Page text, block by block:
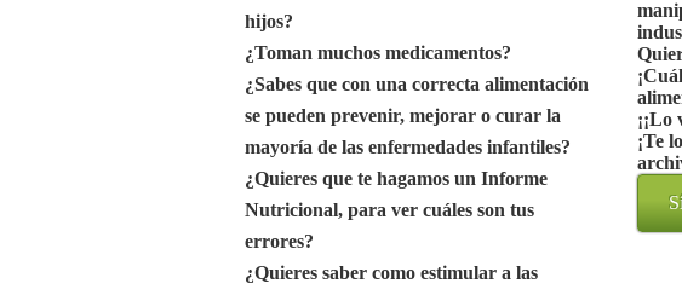
hijos?
¿Toman muchos medicamentos?
¿Sabes que con una correcta alimentación
se pueden prevenir, mejorar o curar la
mayoría de las enfermedades infantiles?
¿Quieres que te hagamos un Informe
Nutricional, para ver cuáles son tus
errores?
¿Quieres saber como estimular a las
¡¡Lo
¡Te